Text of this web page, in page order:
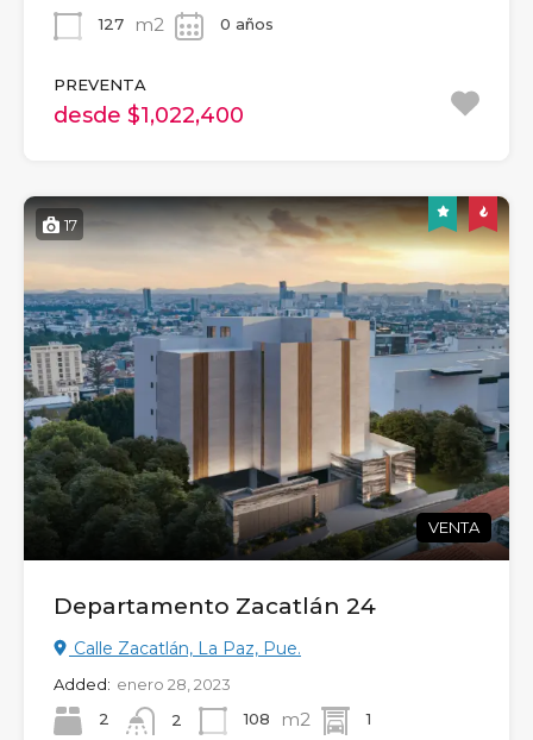
127
m2 0 años
PREVENTA
desde $1,022,400
17
VENTA
Departamento Zacatlán 24
Calle Zacatlán, La Paz, Pue.
Added: enero 28, 2023
2
2 108 m2 1